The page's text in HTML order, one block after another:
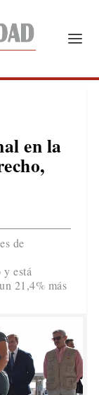
en la
de
está
21,4% más